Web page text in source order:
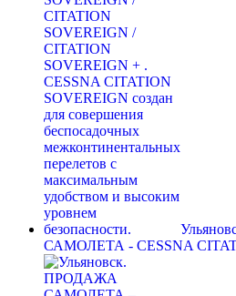
САМОЛЕТА - CESSNA